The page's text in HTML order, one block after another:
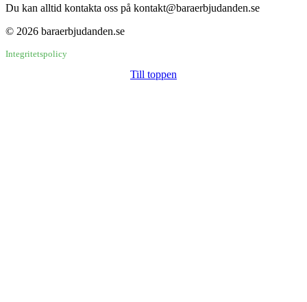
Du kan alltid kontakta oss på kontakt@baraerbjudanden.se
© 2026 baraerbjudanden.se
Integritetspolicy
Till toppen